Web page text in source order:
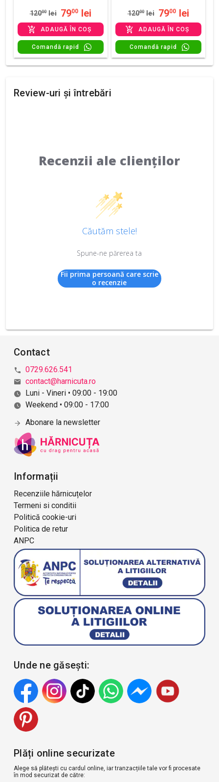
12000 lei 7900 lei
ADAUGĂ ÎN COȘ
Comandă rapid
12000 lei 7900 lei
ADAUGĂ ÎN COȘ
Comandă rapid
Review-uri și întrebări
Recenzii ale clienților
Căutăm stele!
Spune-ne părerea ta
Fii prima persoană care scrie
o recenzie
Contact
0729.626.541
contact@harnicuta.ro
Luni - Vineri • 09:00 - 19:00
Weekend • 09:00 - 17:00
Abonare la newsletter
Informații
Recenziile hărnicuțelor
Termeni si conditii
Politică cookie-uri
Politica de retur
ANPC
Unde ne găsești:
Plăți online securizate
Alege să plătești cu cardul online, iar tranzacțiile tale vor fi procesate
în mod securizat de către: